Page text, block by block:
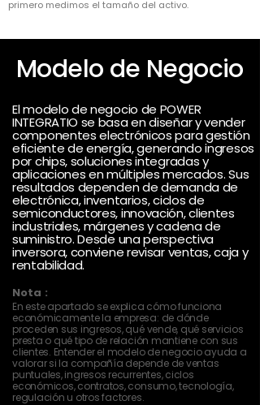
primero medimos el tamaño del activo.
Modelo de Negocio
El modelo de negocio de POWER
INTEGRATIO se basa en diseñar y vender
componentes electrónicos para gestión
eficiente de energía, generando ingresos
por chips, soluciones integradas y
aplicaciones en múltiples mercados. Sus
resultados dependen de demanda de
electrónica, inventarios, ciclos de
semiconductores, innovación, clientes
industriales, márgenes y cadena de
suministro. Desde una perspectiva
inversora, conviene revisar ventas, caja y
rentabilidad.
Nota :
En este apartado se explica cómo funciona
económicamente la empresa: de dónde
proceden sus ingresos, qué vende, qué servicios
presta o qué tipo de relación mantiene con sus
clientes. Entender el modelo de negocio ayuda a
valorar si la compañía depende de ventas
puntuales, ingresos recurrentes, ciclos
económicos, contratos, consumo, tecnología,
regulación u otros factores.